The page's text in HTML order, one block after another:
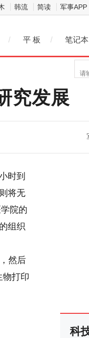
韩流 简读 军事APP
/ 平 板 / 笔记本
究发展
时到
将无
院的
组织
然后
物打印
科